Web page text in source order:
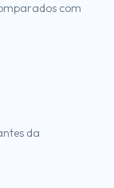
com
da